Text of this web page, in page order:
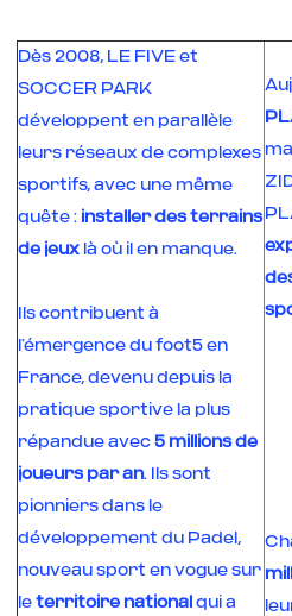
Dès 2008, LE FIVE et
SOCCER PARK
développent en parallèle
leurs réseaux de complexes
sportifs, avec une même
quête : installer des terrains
de jeux là où il en manque.
Ils contribuent à
l’émergence du foot5 en
France, devenu depuis la
pratique sportive la plus
répandue avec5 millions de
joueurs par an. Ils sont
pionniers dans le
développement du Padel,
nouveau sport en vogue sur
leterritoire nationalqui a